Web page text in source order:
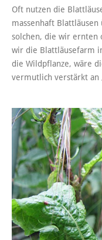
Oft nutzen die
massenhaft
solchen, die wir ernten
wir die Blattläusefarm
die Wildpflanze, wäre
vermutlich verstärkt an